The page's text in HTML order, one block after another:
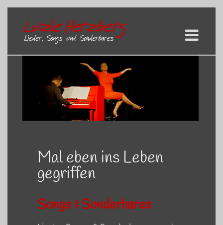
Skip
content
Mal eben ins Leben
gegriffen
Songs & Sonderbares